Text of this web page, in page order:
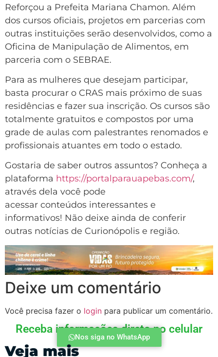
Reforçou a Prefeita Mariana Chamon. Além
dos cursos oficiais, projetos em parcerias com
outras instituições serão desenvolvidos, como a
Oficina de Manipulação de Alimentos, em
parceria com o SEBRAE.
Para as mulheres que desejam participar,
basta procurar o CRAS mais próximo de suas
residências e fazer sua inscrição. Os cursos são
totalmente gratuitos e compostos por uma
grade de aulas com palestrantes renomados e
profissionais atuantes em todo o estado.
Gostaria de saber outros assuntos? Conheça a
plataforma https://portalparauapebas.com/,
através dela você pode
acessar conteúdos interessantes e
informativos! Não deixe ainda de conferir
outras notícias de Curionópolis e região.
Deixe um comentário
Você precisa fazer o login para publicar um comentário.
Receba informações direto no celular
Nos siga no WhatsApp
Veja mais